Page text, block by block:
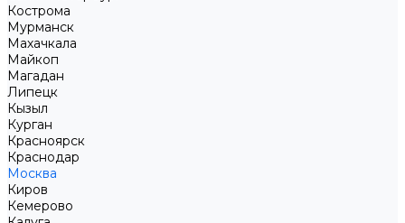
Кострома
Мурманск
Махачкала
Майкоп
Магадан
Липецк
Кызыл
Курган
Красноярск
Краснодар
Москва
Киров
Кемерово